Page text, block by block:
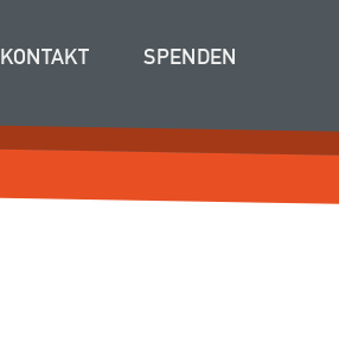
KONTAKT SPENDEN